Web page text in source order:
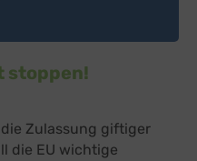
stoppen!
Zulassung giftiger
die EU wichtige